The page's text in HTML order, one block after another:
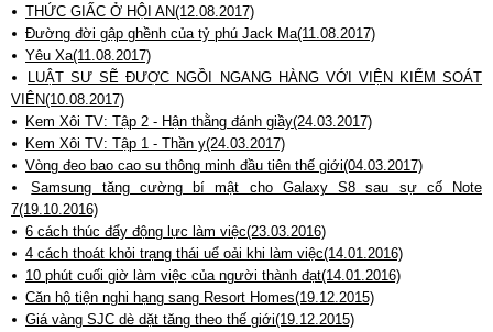
THỨC GIẤC Ở HỘI AN(12.08.2017)
Đường đời gập ghềnh của tỷ phú Jack Ma(11.08.2017)
Yêu Xa(11.08.2017)
LUẬT SƯ SẼ ĐƯỢC NGỒI NGANG HÀNG VỚI VIỆN KIỂM SOÁT
VIÊN(10.08.2017)
Kem Xôi TV: Tập 2 - Hận thằng đánh giầy(24.03.2017)
Kem Xôi TV: Tập 1 - Thần y(24.03.2017)
Vòng đeo bao cao su thông minh đầu tiên thế giới(04.03.2017)
Samsung tăng cường bí mật cho Galaxy S8 sau sự cố Note
7(19.10.2016)
6 cách thúc đẩy động lực làm việc(23.03.2016)
4 cách thoát khỏi trạng thái uể oải khi làm việc(14.01.2016)
10 phút cuối giờ làm việc của người thành đạt(14.01.2016)
Căn hộ tiện nghi hạng sang Resort Homes(19.12.2015)
Giá vàng SJC dè dặt tăng theo thế giới(19.12.2015)